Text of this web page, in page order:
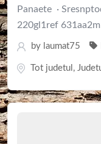
Panaete ·
220gl1ref
by laumat75
Tot judetul ,